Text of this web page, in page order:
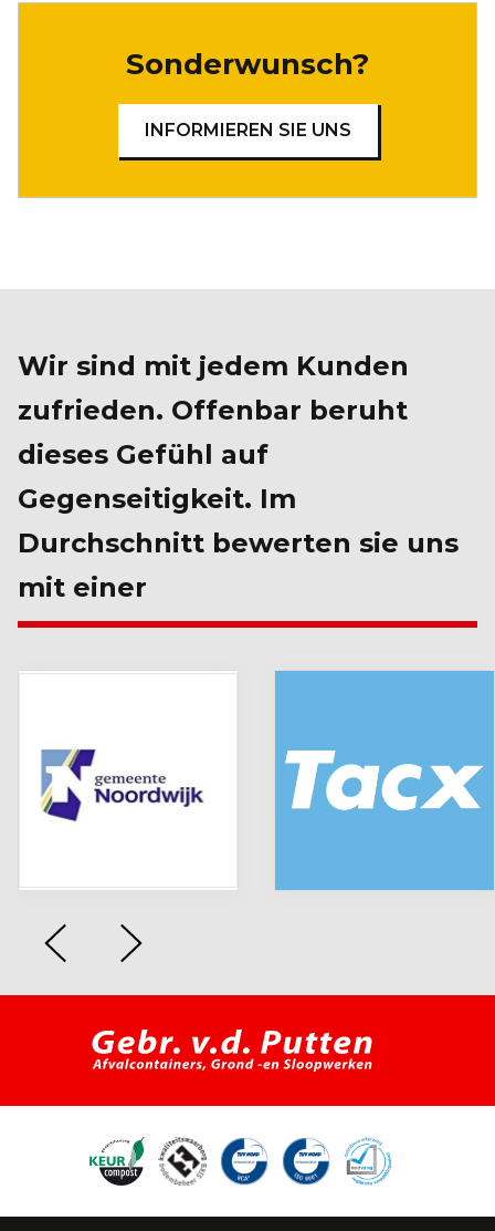
Sonderwunsch?
INFORMIEREN SIE UNS
Wir sind mit jedem Kunden
zufrieden. Offenbar beruht
dieses Gefühl auf
Gegenseitigkeit. Im
Durchschnitt bewerten sie uns
mit einer